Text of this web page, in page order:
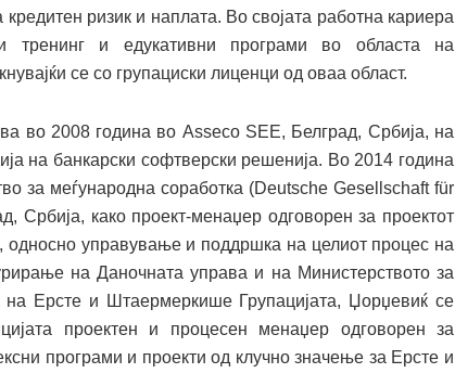
ризик и наплата. Во својата работна кариера
тренинг и едукативни програми во областа на
се со групациски лиценци од оваа област.
во 2008 година во Asseco SEE, Белград, Србија, на
на банкарски софтверски решенија. Во 2014 година
за меѓународна соработка (Deutsche Gesellschaft für
Србија, како проект-менаџер одговорен за проектот
управување и поддршка на целиот процес на
на Даночната управа и на Министерството за
Ерсте и Штаермеркише Групацијата, Џорџевиќ се
проектен и процесен менаџер одговорен за
програми и проекти од клучно значење за Ерсте и